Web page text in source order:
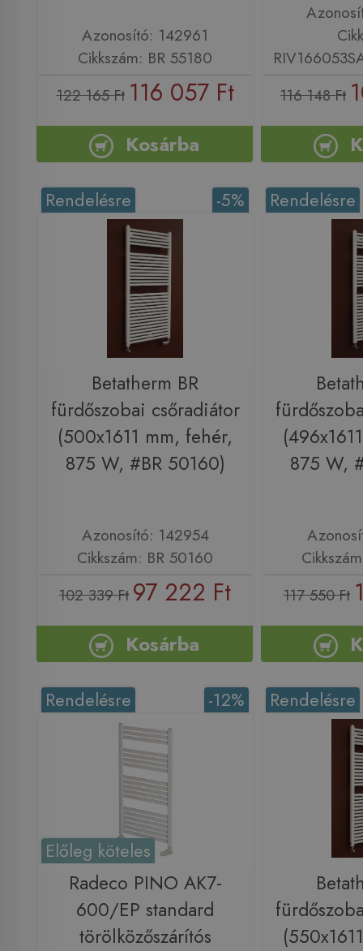
Azonosító: 142961
Cikkszám: BR 55180
122 165 Ft 116 057 Ft
Kosárba
116 148 Ft
-5%
Rendelésre
Betatherm BR
fürdőszobai csőradiátor
(500x1611 mm, fehér,
875 W, #BR 50160)
Azonosító: 142954
Cikkszám: BR 50160
102 339 Ft 97 222 Ft
Kosárba
Rendelésre
875 W,
117 550 Ft
-12%
Rendelésre
Előleg köteles
Radeco PINO AK7-
600/EP standard
törölközőszárítós
Rendelésre